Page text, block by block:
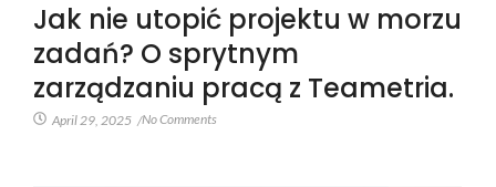
Jak nie utopić projektu w morzu
zadań? O sprytnym
zarządzaniu pracą z Teametria.
April 29, 2025 /No Comments